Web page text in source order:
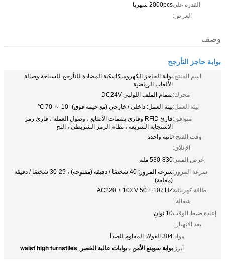
القدرة على
العرض:
2000pcs شهريا
وصف
بوابة حاجز التأرجح
اسم المنتج:بوابة الحاجز الكهروميكانيكية المضادة للتأرجح للسياحة وصالة
الألعاب الرياضية
محرك:صمام الملف اللولبي DC24V
بيئة العمل:بيئة العمل: داخلي / خارجي (مع خيمة فوق) -10 ～ 70 ℃
متوافق:
قارئ RFID وقارئ بصمات الأصابع ، وصول العملة ، قارئ رمز
الاستجابة السريعة ، نظام الرمز الشريطي ، التح
وقت الفتح /
الإغلاق:
ثانية واحدة
عرض الممر:530-830 ملم
سرعة المرور:
سرعة المرور: 40 شخصًا / دقيقة (مفتوحة) ، 25-30 شخصًا / دقيقة
(مغلقة)
طاقة كهربائية
شغالة::
AC220 ± 10٪ V 50 ± 10٪ HZ
إعادة ضبط الوقت
بعد الانهيار::
10 ثوانٍ
مواد:304 الفولاذ المقاوم للصدأ
أبرز:بوابة سوينغ الأمن ، بوابات عالية الخصر ,
waist high turnstiles